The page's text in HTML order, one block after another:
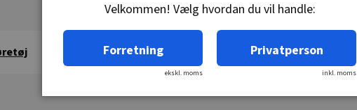
Velkommen! Vælg hvordan du vil handle:
Forretning
ekskl. moms
Privatperson
inkl. moms